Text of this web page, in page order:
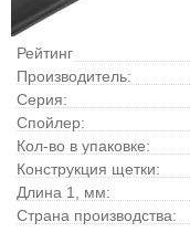
Рейтинг
Производитель:
Серия:
Спойлер:
Кол-во в упаковке:
Конструкция щетки:
Длина 1, мм:
Страна производства: